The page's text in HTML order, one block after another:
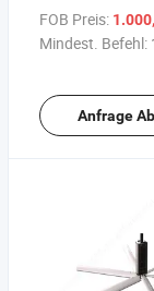
riesige
kommerzielle
FOB Preis:
Mindest. Befehl:
Anfrage